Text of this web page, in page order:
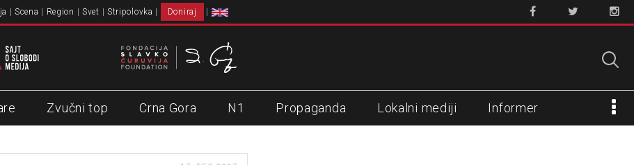
Scena Region Svet Stripolovka Doniraj
Zvučni top Crna Gora N1 Propaganda Lokalni mediji Informer